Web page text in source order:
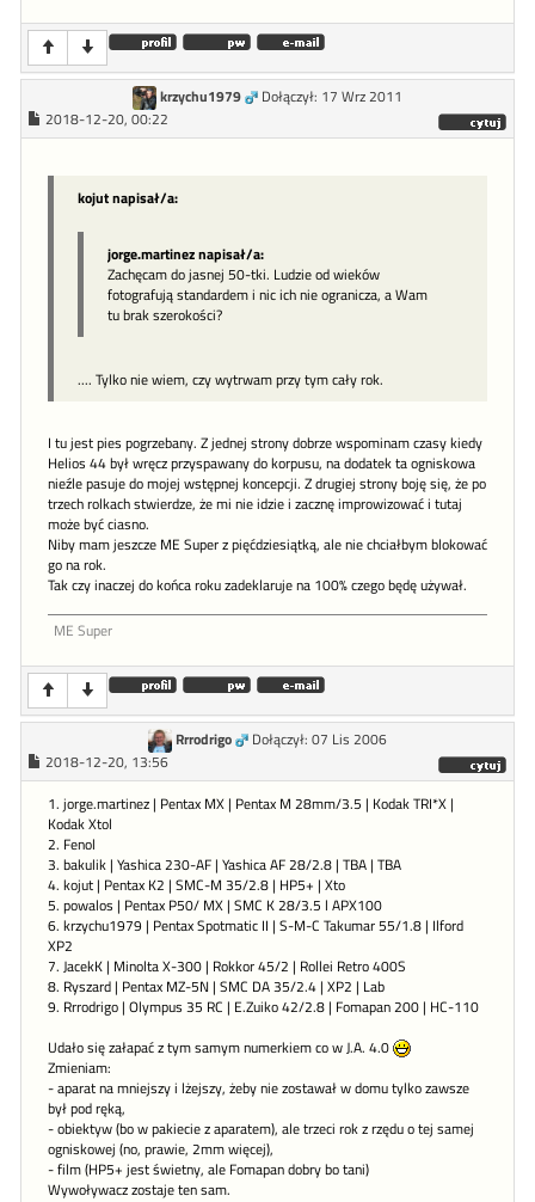
krzychu1979
Dołączył: 17 Wrz 2011
2018-12-20, 00:22
kojut napisał/a:
jorge.martinez napisał/a:
Zachęcam do jasnej 50-tki. Ludzie od wieków
fotografują standardem i nic ich nie ogranicza, a Wam
tu brak szerokości?
.... Tylko nie wiem, czy wytrwam przy tym cały rok.
I tu jest pies pogrzebany. Z jednej strony dobrze wspominam czasy kiedy
Helios 44 był wręcz przyspawany do korpusu, na dodatek ta ogniskowa
nieźle pasuje do mojej wstępnej koncepcji. Z drugiej strony boję się, że po
trzech rolkach stwierdze, że mi nie idzie i zacznę improwizować i tutaj
może być ciasno.
Niby mam jeszcze ME Super z pięćdziesiątką, ale nie chciałbym blokować
go na rok.
Tak czy inaczej do końca roku zadeklaruje na 100% czego będę używał.
ME Super
Rrrodrigo
Dołączył: 07 Lis 2006
2018-12-20, 13:56
1. jorge.martinez | Pentax MX | Pentax M 28mm/3.5 | Kodak TRI*X |
Kodak Xtol
2. Fenol
3. bakulik | Yashica 230-AF | Yashica AF 28/2.8 | TBA | TBA
4. kojut | Pentax K2 | SMC-M 35/2.8 | HP5+ | Xto
5. powalos | Pentax P50/ MX | SMC K 28/3.5 l APX100
6. krzychu1979 | Pentax Spotmatic II | S-M-C Takumar 55/1.8 | Ilford
XP2
7. JacekK | Minolta X-300 | Rokkor 45/2 | Rollei Retro 400S
8. Ryszard | Pentax MZ-5N | SMC DA 35/2.4 | XP2 | Lab
9. Rrrodrigo | Olympus 35 RC | E.Zuiko 42/2.8 | Fomapan 200 | HC-110
Udało się załapać z tym samym numerkiem co w J.A. 4.0
Zmieniam:
- aparat na mniejszy i lżejszy, żeby nie zostawał w domu tylko zawsze
był pod ręką,
- obiektyw (bo w pakiecie z aparatem), ale trzeci rok z rzędu o tej samej
ogniskowej (no, prawie, 2mm więcej),
- film (HP5+ jest świetny, ale Fomapan dobry bo tani)
Wywoływacz zostaje ten sam.